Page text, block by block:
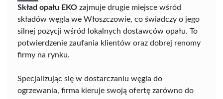
Skład opału EKO zajmuje drugie miejsce wśród
składów węgla we Włoszczowie, co świadczy o jego
silnej pozycji wśród lokalnych dostawców opału. To
potwierdzenie zaufania klientów oraz dobrej renomy
firmy na rynku.
Specjalizując się w dostarczaniu węgla do
ogrzewania, firma kieruje swoją ofertę zarówno do